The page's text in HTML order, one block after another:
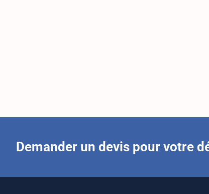
Demander un devis pour votre